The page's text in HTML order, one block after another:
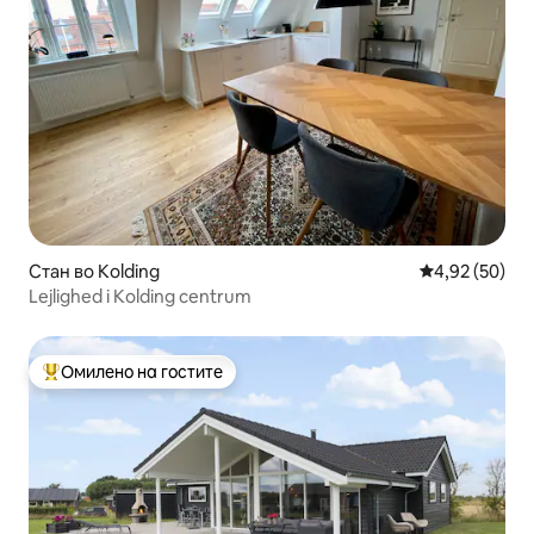
Стан во Kolding Просечна
4,92 (50)
Lejlighed i Kolding centrum
Меѓу најуспешните „Омилени на гостите“
Омилено на гостите